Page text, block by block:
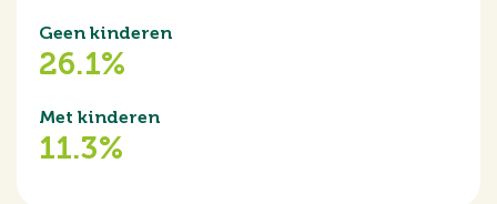
Geen kinderen
26.1%
Met kinderen
11.3%